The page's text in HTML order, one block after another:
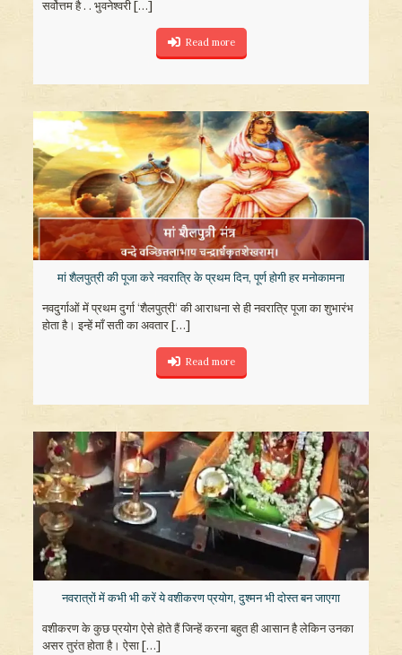
सर्वोत्तम है . . भुवनेश्वरी[…]
Read more
मां शैलपुत्री की पूजा करे नवरात्रि के प्रथम दिन, पूर्ण होगी हर मनोकामना
नवदुर्गाओं में प्रथम दुर्गा ‘शैलपुत्री‘ की आराधना से ही नवरात्रि पूजा का शुभारंभ
होता है। इन्हें माँ सती का अवतार[…]
Read more
नवरात्रों में कभी भी करें ये वशीकरण प्रयोग, दुश्मन भी दोस्त बन जाएगा
वशीकरण के कुछ प्रयोग ऐसे होते हैं जिन्हें करना बहुत ही आसान है लेकिन उनका
असर तुरंत होता है। ऐसा[…]